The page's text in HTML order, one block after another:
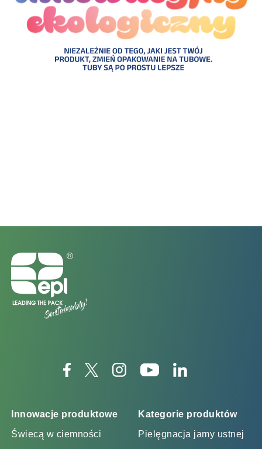
Innowacje produktowe
Świecą w ciemności
Kategorie produktów
Pielęgnacja jamy ustnej